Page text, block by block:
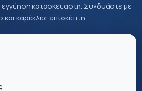
εγγύηση κατασκευαστή. Συνδυάστε με
και καρέκλες επισκέπτη.